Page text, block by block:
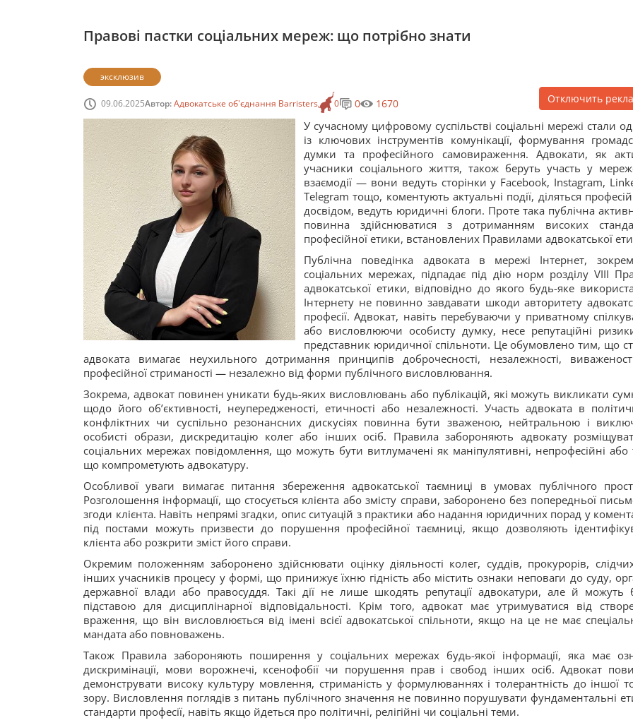
Правові пастки соціальних мереж: що потрібно знати
эксклюзив
09.06.2025Автор:Адвокатське об'єднання Barristers 0 0 1670 Отключить
У сучасному цифровому суспільстві соціальні мережі стали
із ключових інструментів комунікації, формування
думки та професійного самовираження. Адвокати, як
учасники соціального життя, також беруть участь у
взаємодії — вони ведуть сторінки у Facebook, Instagram,
Telegram тощо, коментують актуальні події, діляться
досвідом, ведуть юридичні блоги. Проте така публічна
повинна здійснюватися з дотриманням високих
професійної етики, встановлених Правилами адвокатської
Публічна поведінка адвоката в мережі Інтернет,
соціальних мережах, підпадає під дію норм розділу VIII
адвокатської етики, відповідно до якого будь-яке
Інтернету не повинно завдавати шкоди авторитету
професії. Адвокат, навіть перебуваючи у приватному
або висловлюючи особисту думку, несе репутаційні
представник юридичної спільноти. Це обумовлено тим, що
адвоката вимагає неухильного дотримання принципів доброчесності, незалежності,
професійної стриманості — незалежно від форми публічного висловлювання.
Зокрема, адвокат повинен уникати будь-яких висловлювань або публікацій, які можуть викликати
щодо його об’єктивності, неупередженості, етичності або незалежності. Участь адвоката в
конфліктних чи суспільно резонансних дискусіях повинна бути зваженою, нейтральною і
особисті образи, дискредитацію колег або інших осіб. Правила забороняють адвокату
соціальних мережах повідомлення, що можуть бути витлумачені як маніпулятивні, непрофесійні або
що компрометують адвокатуру.
Особливої уваги вимагає питання збереження адвокатської таємниці в умовах публічного
Розголошення інформації, що стосується клієнта або змісту справи, заборонено без попередньої
згоди клієнта. Навіть непрямі згадки, опис ситуацій з практики або надання юридичних порад у
під постами можуть призвести до порушення професійної таємниці, якщо дозволяють
клієнта або розкрити зміст його справи.
Окремим положенням заборонено здійснювати оцінку діяльності колег, суддів, прокурорів,
інших учасників процесу у формі, що принижує їхню гідність або містить ознаки неповаги до суду,
державної влади або правосуддя. Такі дії не лише шкодять репутації адвокатури, але й можуть
підставою для дисциплінарної відповідальності. Крім того, адвокат має утримуватися від
враження, що він висловлюється від імені всієї адвокатської спільноти, якщо на це не має
мандата або повноважень.
Також Правила забороняють поширення у соціальних мережах будь-якої інформації, яка має
дискримінації, мови ворожнечі, ксенофобії чи порушення прав і свобод інших осіб. Адвокат
демонструвати високу культуру мовлення, стриманість у формулюваннях і толерантність до іншої
зору. Висловлення поглядів з питань публічного значення не повинно порушувати фундаментальні
стандарти професії, навіть якщо йдеться про політичні, релігійні чи соціальні теми.